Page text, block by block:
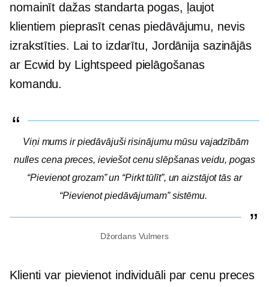
nomainīt dažas standarta pogas, ļaujot
klientiem pieprasīt cenas piedāvājumu, nevis
izrakstīties. Lai to izdarītu, Jordānija sazinājās
ar Ecwid by Lightspeed pielāgošanas
komandu.
Viņi mums ir piedāvājuši risinājumu mūsu vajadzībām
nulles cena preces, ieviešot cenu slēpšanas veidu, pogas
“Pievienot grozam” un “Pirkt tūlīt”, un aizstājot tās ar
“Pievienot piedāvājumam” sistēmu.
Džordans Vulmers
Klienti var pievienot individuāli par cenu preces